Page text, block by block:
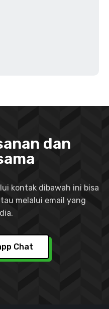
dan
kontak dibawah ini bisa
melalui email yang
Chat